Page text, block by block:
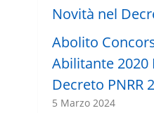
Abolito
Abilitante 2020
Decreto PNRR
5 Marzo 2024